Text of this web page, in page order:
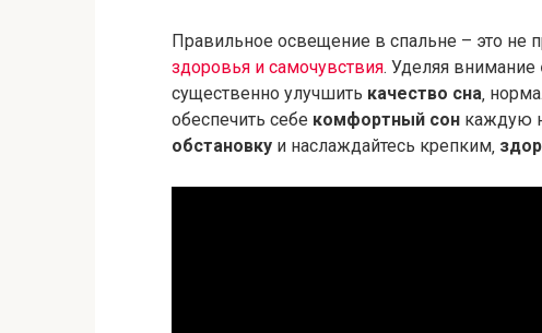
Правильное освещение в спальне – это не
здоровья и самочувствия. Уделяя внимание
существенно улучшить качество сна‚
обеспечить себе комфортный сон каждую
обстановку и наслаждайтесь крепким‚